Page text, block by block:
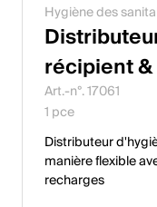
Hygiène des
récipient
Art.-n°. 17061
1 pce
Distributeur
manière flexible
recharges